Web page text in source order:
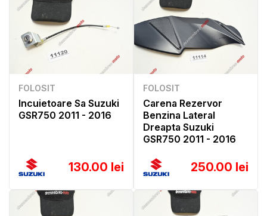
FOLOSIT
Incuietoare Sa Suzuki
GSR750 2011 - 2016
130.00 lei
FOLOSIT
Carena Rezervor
Benzina Lateral
Dreapta Suzuki
GSR750 2011 - 2016
250.00 lei